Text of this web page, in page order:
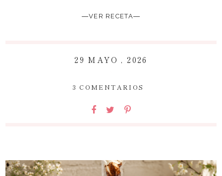
―VER RECETA―
29 MAYO , 2026
3 COMENTARIOS